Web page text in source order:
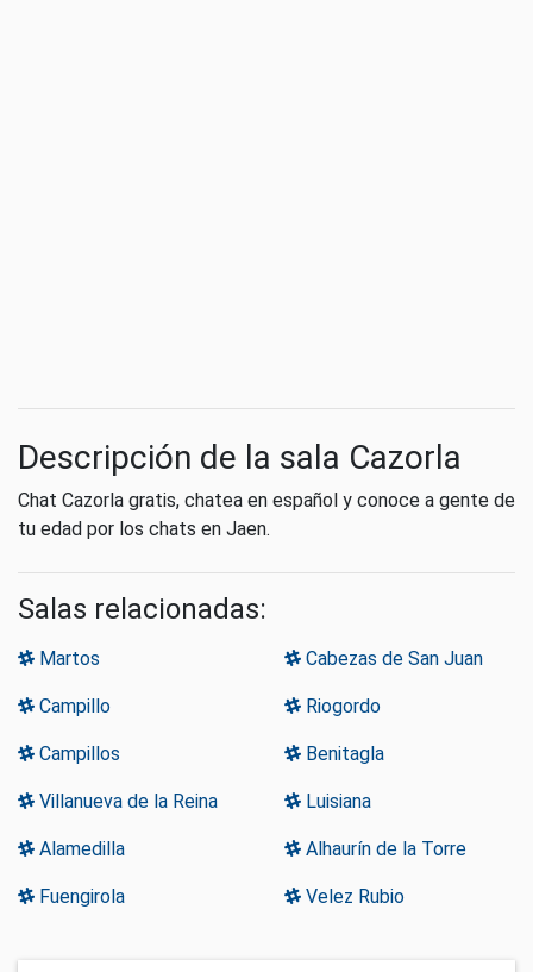
Descripción de la sala Cazorla
Chat Cazorla gratis, chatea en español y conoce a gente de
tu edad por los chats en Jaen.
Salas relacionadas:
Martos Cabezas de San Juan
Campillo Riogordo
Campillos Benitagla
Villanueva de la Reina Luisiana
Alamedilla Alhaurín de la Torre
Fuengirola Velez Rubio